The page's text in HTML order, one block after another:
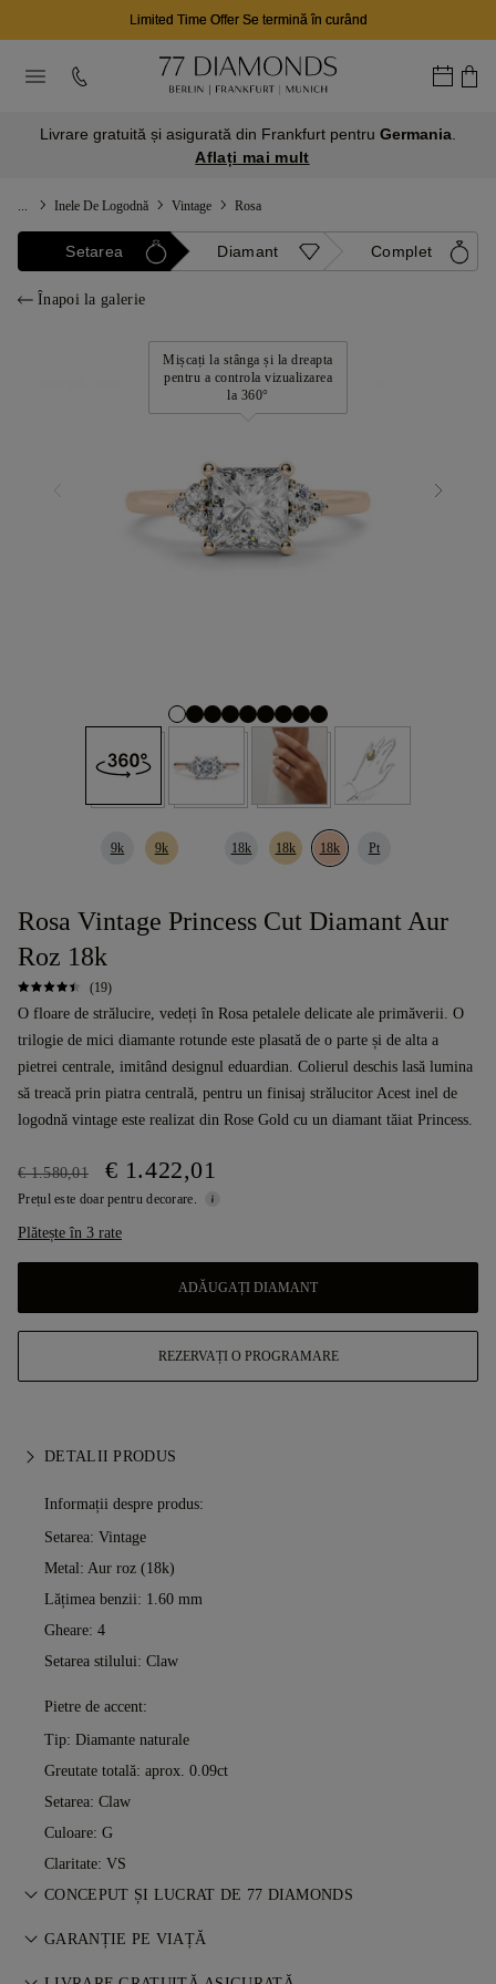
Limited Time Offer Se termină în curând
Livrare gratuită și asigurată din Frankfurt pentru Germania
Aflați mai mult
Inele De Logodnă Vintage Rosa
Setarea Diamant Complet
Înapoi la galerie
Mișcați la stânga și la dreapta
pentru a controla vizualizarea
la 360°
9k 9k 18k 18k 18k Pt
Rosa Vintage Princess Cut Diamant Aur
Roz 18k
(19)
O floare de strălucire, vedeți în Rosa petalele delicate ale primăverii. O
trilogie de mici diamante rotunde este plasată de o parte și de alta a
pietrei centrale, imitând designul eduardian. Colierul deschis lasă lumina
să treacă prin piatra centrală, pentru un finisaj strălucitor Acest inel de
logodnă vintage este realizat din Rose Gold cu un diamant tăiat Princess.
€ 1.580,01 € 1.422,01
Prețul este doar pentru decorare.
Plătește în 3 rate
ADĂUGAȚI DIAMANT
REZERVAȚI O PROGRAMARE
DETALII PRODUS
Informații despre produs:
Setarea: Vintage
Metal: Aur roz (18k)
Lățimea benzii: 1.60 mm
Gheare: 4
Setarea stilului: Claw
Pietre de accent:
Tip: Diamante naturale
Greutate totală: aprox. 0.09ct
Setarea: Claw
Culoare: G
Claritate: VS
CONCEPUT ȘI LUCRAT DE 77 DIAMONDS
Arta bijuteriilor, perfecționată piesă cu piesă de maeștrii 77
GARANȚIE PE VIAȚĂ
Orice achiziție de la 77 Diamonds include o garanție pe viață